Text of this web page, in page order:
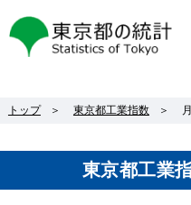
東京都の統計
トップ ＞ 東京都工業指数 ＞
東京都工業